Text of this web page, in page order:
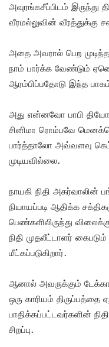
அவுரங்கசீப்பிடம் இருந்து
வீரமல்லுவின் வீரத்துக்கு
அதை அவரால் பெற
நாம் பார்க்க வேண்டும்
ஆரம்பிப்பதோடு இந்த பாகம்
அது என்னவோ பாபி
சினிமா ரொம்பவே
பார்த்தாலோ அவ்வளவு
முடியவில்லை.
நாயகி நிதி அகர்வாலின்
நியாயப்படி ஆதிக்க
பெண்களிலிருந்து
நிதி முதலீட்டாளர்
மீட்கப்படுகிறார்.
ஆனால் அவருக்கும் டேக்கா
ஒரு காரியம் திருப்பத்தை
பாதிக்கப்பட்டவர்களின்
சிறப்பு.